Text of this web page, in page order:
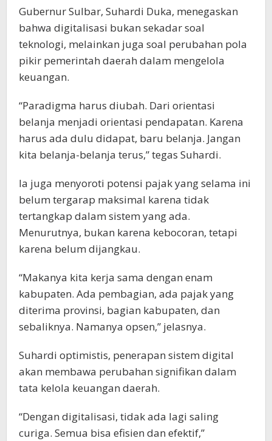
Gubernur Sulbar, Suhardi Duka, menegaskan
bahwa digitalisasi bukan sekadar soal
teknologi, melainkan juga soal perubahan pola
pikir pemerintah daerah dalam mengelola
keuangan.
“Paradigma harus diubah. Dari orientasi
belanja menjadi orientasi pendapatan. Karena
harus ada dulu didapat, baru belanja. Jangan
kita belanja-belanja terus,” tegas Suhardi.
Ia juga menyoroti potensi pajak yang selama ini
belum tergarap maksimal karena tidak
tertangkap dalam sistem yang ada.
Menurutnya, bukan karena kebocoran, tetapi
karena belum dijangkau.
“Makanya kita kerja sama dengan enam
kabupaten. Ada pembagian, ada pajak yang
diterima provinsi, bagian kabupaten, dan
sebaliknya. Namanya opsen,” jelasnya.
Suhardi optimistis, penerapan sistem digital
akan membawa perubahan signifikan dalam
tata kelola keuangan daerah.
“Dengan digitalisasi, tidak ada lagi saling
curiga. Semua bisa efisien dan efektif,”